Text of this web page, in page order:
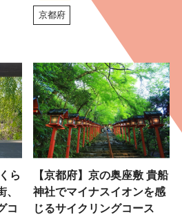
京都府
ら
コ
【京都府】京の奥座敷 貴船
神社でマイナスイオンを感
じるサイクリングコース